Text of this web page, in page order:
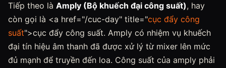
Tiếp theo là Amply (Bộ khuếch đại công suất), hay
còn gọi là <a href="/cuc-day" title="cục đẩy công
suất">cục đẩy công suất. Amply có nhiệm vụ khuếch
đại tín hiệu âm thanh đã được xử lý từ mixer lên mức
đủ mạnh để truyền đến loa. Công suất của amply phải